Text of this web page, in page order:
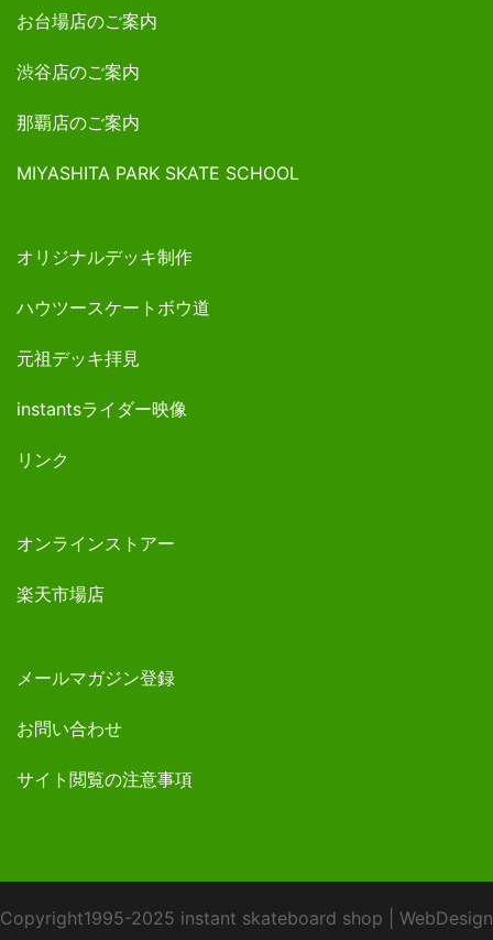
お台場店のご案内
渋谷店のご案内
那覇店のご案内
MIYASHITA PARK SKATE SCHOOL
オリジナルデッキ制作
ハウツースケートボウ道
元祖デッキ拝見
instantsライダー映像
リンク
オンラインストアー
楽天市場店
メールマガジン登録
お問い合わせ
サイト閲覧の注意事項
Copyright1995-2025 instant skateboard shop
WebDesign